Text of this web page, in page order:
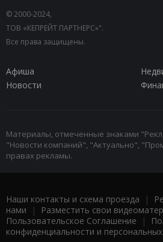
© 2000-2024,
ТОВ «КЕПРЕЙТ ПАРТНЕРС»".
Все права защищены.
Афиша
Новости
Материалы, отмеченные знаками
"Новости компаний", "Актуально",
правах рекламы.
Наши контакты и схема проезда |
нами | Разместить свои
Пользовательское Соглашение |
конфиденциальности и